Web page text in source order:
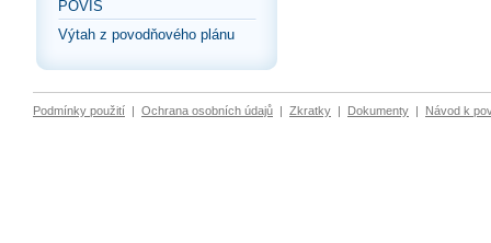
POVIS
Výtah z povodňového plánu
Podmínky použití | Ochrana osobních údajů | Zkratky | Dokumenty | Návod k